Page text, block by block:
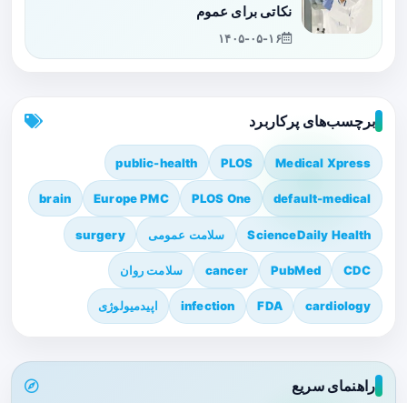
نکاتی برای عموم
۱۴۰۵-۰۵-۱۶
برچسب‌های پرکاربرد
Medical Xpress
PLOS
public-health
default-medical
PLOS One
Europe PMC
brain
ScienceDaily Health سلامت عمومی surgery
CDC
PubMed
cancer سلامت روان
cardiology
FDA
infection اپیدمیولوژی
راهنمای سریع